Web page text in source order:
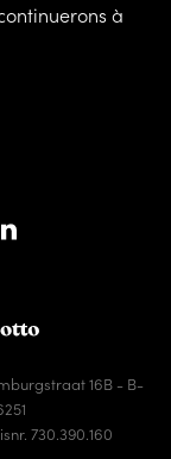
à
16B - B-
730.390.160